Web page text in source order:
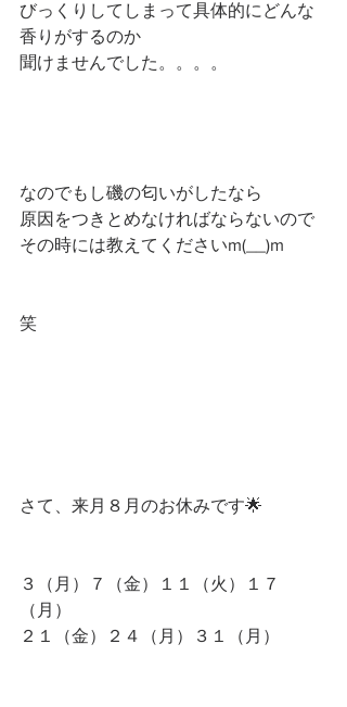
びっくりしてしまって具体的にどんな
香りがするのか
聞けませんでした。。。。
なのでもし磯の匂いがしたなら
原因をつきとめなければならないので
その時には教えてくださいm(__)m
笑
さて、来月８月のお休みです🌟
３（月）７（金）１１（火）１７
（月）
２１（金）２４（月）３１（月）